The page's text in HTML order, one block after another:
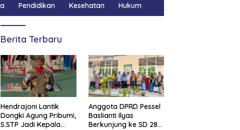
Pendidikan Kesehatan Hukum
Berita Terbaru
Hendrajoni Lantik
Dongki Agung Pribumi,
S.STP Jadi Kepala
Anggota DPRD Pessel
Baslianti Ilyas
Berkunjung ke SD 28